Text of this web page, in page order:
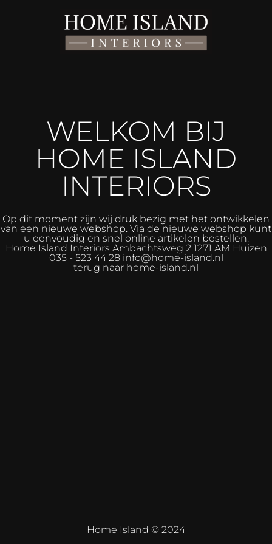
WELKOM BIJ
HOME ISLAND
INTERIORS
Op dit moment zijn wij druk bezig met het ontwikkelen
van een nieuwe webshop. Via de nieuwe webshop kunt
u eenvoudig en snel online artikelen bestellen.
Home Island Interiors Ambachtsweg 2 1271 AM Huizen
035 - 523 44 28 info@home-island.nl
terug naar home-island.nl
Home Island © 2024